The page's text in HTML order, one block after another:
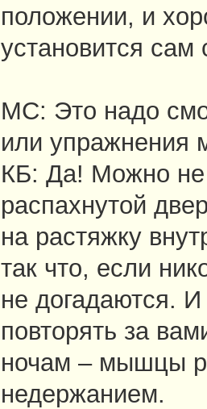
положении, и
установится сам
МС: Это надо
или упражнения
КБ: Да! Можно не
распахнутой
на растяжку
так что, если
не догадаются. И
повторять за
ночам – мышцы
недержанием.